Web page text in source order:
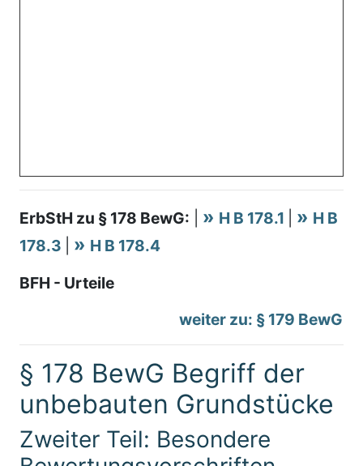
ErbStH zu § 178 BewG: H B 178.1
H B
178.3
H B 178.4
BFH - Urteile
weiter zu: § 179 BewG
§ 178 BewG Begriff der
unbebauten Grundstücke
Zweiter Teil: Besondere